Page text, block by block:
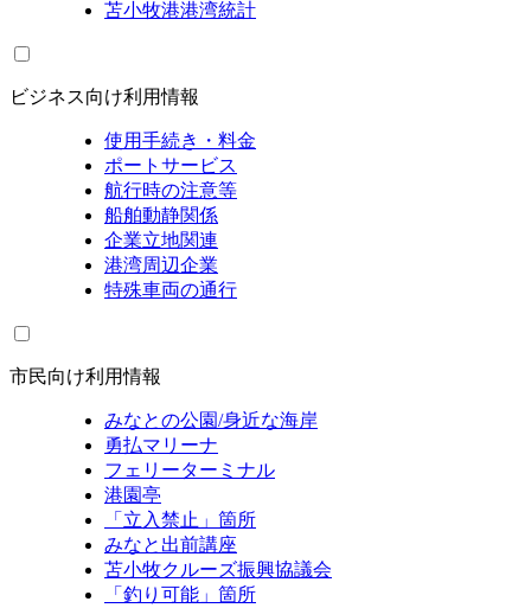
苫小牧港港湾統計
ビジネス向け利用情報
使用手続き・料金
ポートサービス
航行時の注意等
船舶動静関係
企業立地関連
港湾周辺企業
特殊車両の通行
市民向け利用情報
みなとの公園/身近な海岸
勇払マリーナ
フェリーターミナル
港園亭
「立入禁止」箇所
みなと出前講座
苫小牧クルーズ振興協議会
「釣り可能」箇所